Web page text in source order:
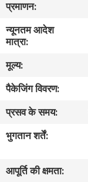
बारे
में
कारखाना
भ्रमण
गुणवत्ता
प्रमाणन:
न्यूनतम आदेश
मात्रा:
मूल्य:
पैकेजिंग विवरण:
प्रसव के समय:
भुगतान शर्तें:
आपूर्ति की क्षमता: